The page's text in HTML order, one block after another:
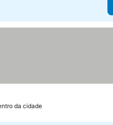
da cidade